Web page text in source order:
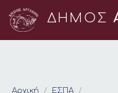
ΔΗΜΟΣ
Αρχική
ΕΣΠΑ